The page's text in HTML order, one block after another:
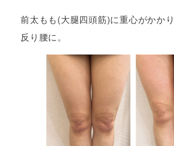
前太もも(大腿四頭筋)に重心がかか
反り腰に。